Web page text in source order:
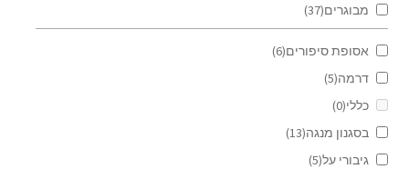
מבוגרים(37)
אסופת סיפורים(6)
דרמה(5)
כללי(0)
בסגנון מנגה(13)
גיבורי על(5)